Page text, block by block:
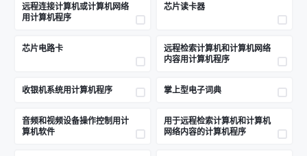
远程连接计算机或计算机网络
用计算机程序
芯片读卡器
芯片电路卡
远程检索计算机和计算机网络
内容用计算机程序
收银机系统用计算机程序 掌上型电子词典
音频和视频设备操作控制用计
算机软件
用于远程检索计算机和计算机
网络内容的计算机程序